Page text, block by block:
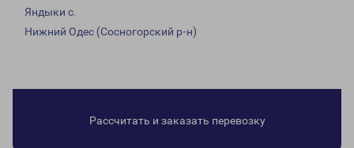
Яндыки с.
Нижний Одес (Сосногорский р-н)
Рассчитать и заказать перевозку